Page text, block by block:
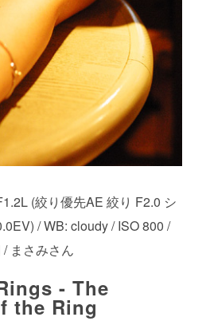
(絞り優先AE 絞り F2.0 シ
/ WB: cloudy / ISO 800 /
まさみさん
- The
the Ring